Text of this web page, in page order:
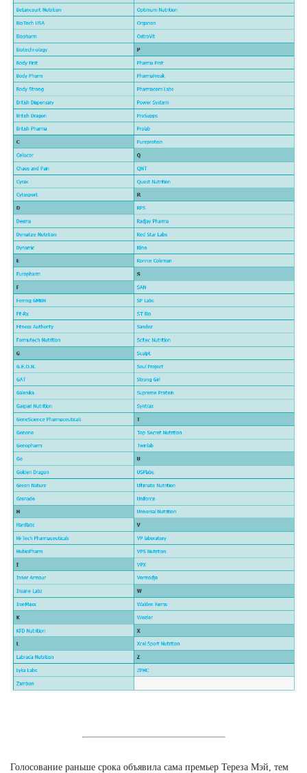
Голосование раньше срока объявила сама премьер Тереза Мэй, тем